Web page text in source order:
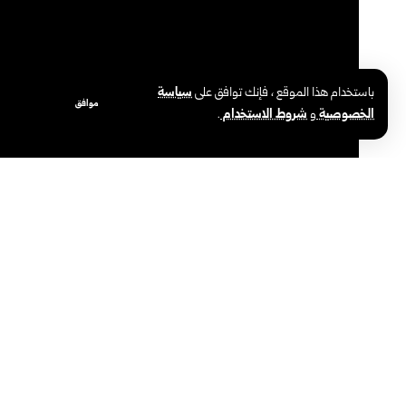
باستخدام هذا الموقع ، فإنك توافق علىسياسة
الخصوصيةوشروط الاستخدام.
موافق